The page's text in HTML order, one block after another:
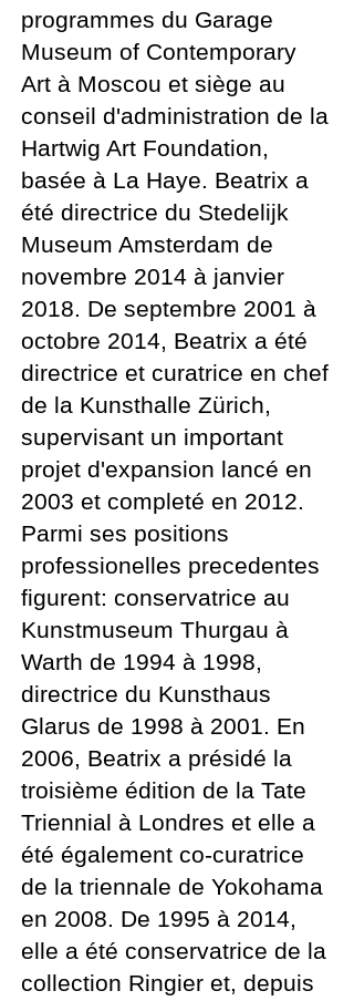
programmes du Garage
Museum of Contemporary
Art à Moscou et siège au
conseil d'administration de la
Hartwig Art Foundation,
basée à La Haye. Beatrix a
été directrice du Stedelijk
Museum Amsterdam de
novembre 2014 à janvier
2018. De septembre 2001 à
octobre 2014, Beatrix a été
directrice et curatrice en chef
de la Kunsthalle Zürich,
supervisant un important
projet d'expansion lancé en
2003 et completé en 2012.
Parmi ses positions
professionelles precedentes
figurent: conservatrice au
Kunstmuseum Thurgau à
Warth de 1994 à 1998,
directrice du Kunsthaus
Glarus de 1998 à 2001. En
2006, Beatrix a présidé la
troisième édition de la Tate
Triennial à Londres et elle a
été également co-curatrice
de la triennale de Yokohama
en 2008. De 1995 à 2014,
elle a été conservatrice de la
collection Ringier et, depuis